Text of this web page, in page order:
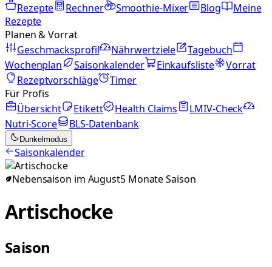
Rezepte
Rechner Smoothie-Mixer Blog
Meine
Rezepte
Planen & Vorrat
Geschmacksprofil
Nährwertziele
Tagebuch
Wochenplan
Saisonkalender Einkaufsliste
Vorrat
Rezeptvorschläge
Timer
Für Profis
Übersicht
Etikett Health Claims
LMIV-Check
Nutri-Score
BLS-Datenbank
Dunkelmodus
Saisonkalender
Nebensaison im August5 MonateSaison
Artischocke
Saison